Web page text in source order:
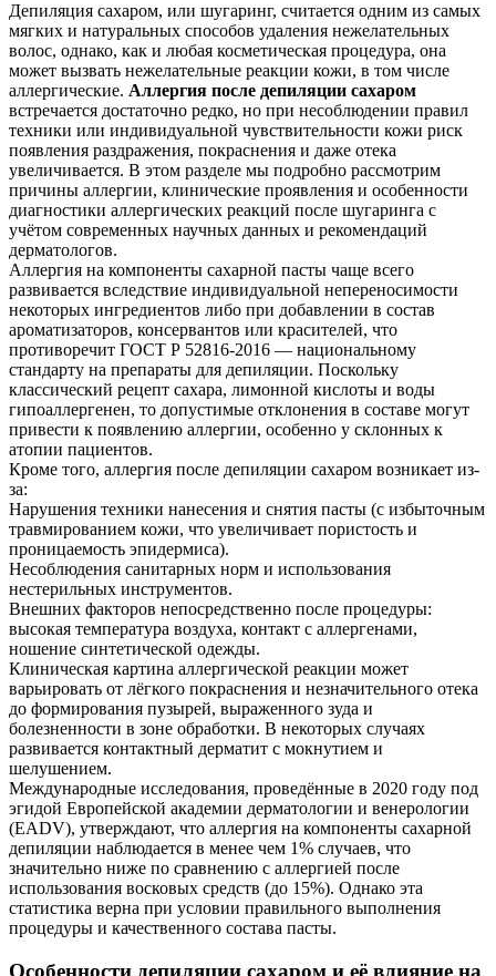
Депиляция сахаром, или шугаринг, считается одним из самых
мягких и натуральных способов удаления нежелательных
волос, однако, как и любая косметическая процедура, она
может вызвать нежелательные реакции кожи, в том числе
аллергические. Аллергия после депиляции сахаром
встречается достаточно редко, но при несоблюдении правил
техники или индивидуальной чувствительности кожи риск
появления раздражения, покраснения и даже отека
увеличивается. В этом разделе мы подробно рассмотрим
причины аллергии, клинические проявления и особенности
диагностики аллергических реакций после шугаринга с
учётом современных научных данных и рекомендаций
дерматологов.
Аллергия на компоненты сахарной пасты чаще всего
развивается вследствие индивидуальной непереносимости
некоторых ингредиентов либо при добавлении в состав
ароматизаторов, консервантов или красителей, что
противоречит ГОСТ Р 52816-2016 — национальному
стандарту на препараты для депиляции. Поскольку
классический рецепт сахара, лимонной кислоты и воды
гипоаллергенен, то допустимые отклонения в составе могут
привести к появлению аллергии, особенно у склонных к
атопии пациентов.
Кроме того, аллергия после депиляции сахаром возникает из-
за:
Нарушения техники нанесения и снятия пасты (с избыточным
травмированием кожи, что увеличивает пористость и
проницаемость эпидермиса).
Несоблюдения санитарных норм и использования
нестерильных инструментов.
Внешних факторов непосредственно после процедуры:
высокая температура воздуха, контакт с аллергенами,
ношение синтетической одежды.
Клиническая картина аллергической реакции может
варьировать от лёгкого покраснения и незначительного отека
до формирования пузырей, выраженного зуда и
болезненности в зоне обработки. В некоторых случаях
развивается контактный дерматит с мокнутием и
шелушением.
Международные исследования, проведённые в 2020 году под
эгидой Европейской академии дерматологии и венерологии
(EADV), утверждают, что аллергия на компоненты сахарной
депиляции наблюдается в менее чем 1% случаев, что
значительно ниже по сравнению с аллергией после
использования восковых средств (до 15%). Однако эта
статистика верна при условии правильного выполнения
процедуры и качественного состава пасты.
Особенности депиляции сахаром и её влияние на